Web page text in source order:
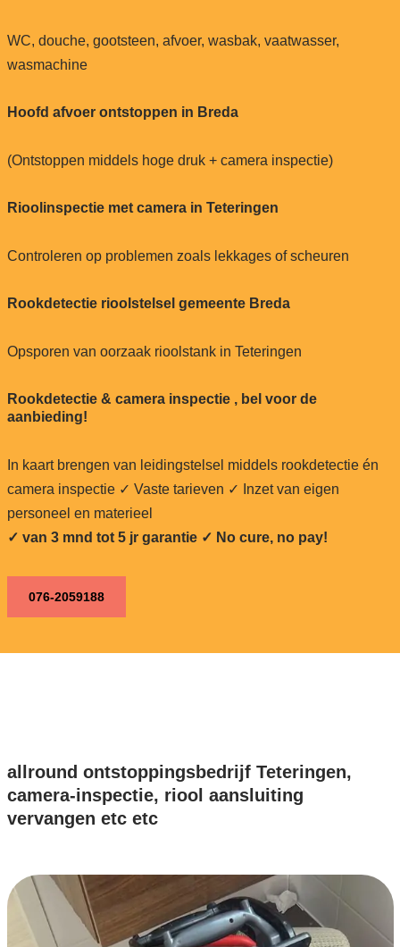
WC, douche, gootsteen, afvoer, wasbak, vaatwasser,
wasmachine
Hoofd afvoer ontstoppen in Breda
(Ontstoppen middels hoge druk + camera inspectie)
Rioolinspectie met camera in Teteringen
Controleren op problemen zoals lekkages of scheuren
Rookdetectie rioolstelsel gemeente Breda
Opsporen van oorzaak rioolstank in Teteringen
Rookdetectie & camera inspectie , bel voor de
aanbieding!
In kaart brengen van leidingstelsel middels rookdetectie én
camera inspectie ✓ Vaste tarieven ✓ Inzet van eigen
personeel en materieel
✓ van 3 mnd tot 5 jr garantie ✓ No cure, no pay!
076-2059188
allround ontstoppingsbedrijf Teteringen,
camera-inspectie, riool aansluiting
vervangen etc etc